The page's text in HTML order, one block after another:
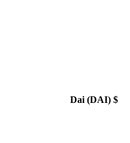
Dai (DAI) $